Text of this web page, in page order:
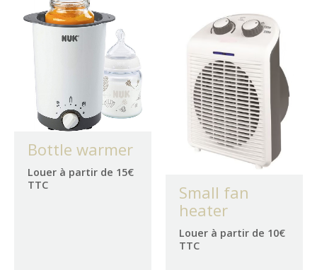
Bottle warmer
Louer à partir de 15€
TTC
Small fan
heater
Louer à partir de 10€
TTC